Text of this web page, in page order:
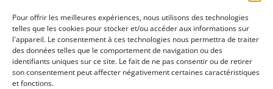
Pour offrir les meilleures expériences, nous utilisons des technologies
telles que les cookies pour stocker et/ou accéder aux informations sur
l'appareil. Le consentement à ces technologies nous permettra de traiter
des données telles que le comportement de navigation ou des
identifiants uniques sur ce site. Le fait de ne pas consentir ou de retirer
son consentement peut affecter négativement certaines caractéristiques
et fonctions.